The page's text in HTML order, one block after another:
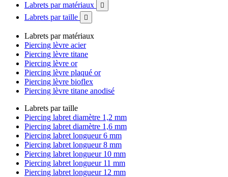
Labrets par matériaux

Labrets par taille 
Labrets par matériaux
Piercing lèvre acier
Piercing lèvre titane
Piercing lèvre or
Piercing lèvre plaqué or
Piercing lèvre bioflex
Piercing lèvre titane anodisé
Labrets par taille
Piercing labret diamètre 1,2 mm
Piercing labret diamètre 1,6 mm
Piercing labret longueur 6 mm
Piercing labret longueur 8 mm
Piercing labret longueur 10 mm
Piercing labret longueur 11 mm
Piercing labret longueur 12 mm